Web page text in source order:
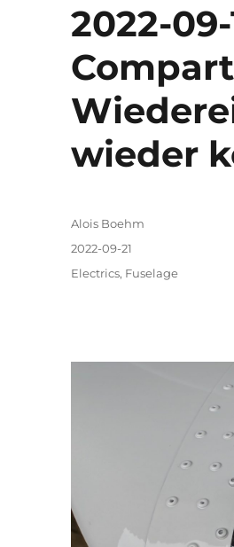
2022-
wieder
Autor
Alois Boehm
Veröffentlicht
am
2022-09-21
Kategorien
Electrics, Fuselage